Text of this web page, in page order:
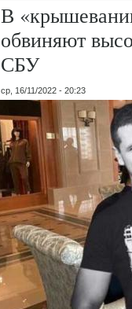
В
обвиняют
СБУ
ср, 16/11/2022 - 20:23